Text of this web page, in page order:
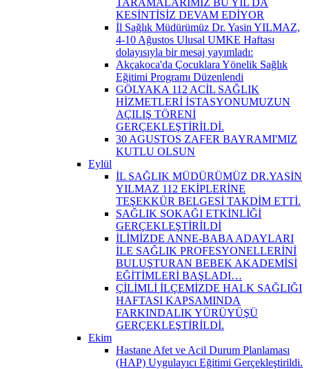
KESİNTİSİZ DEVAM EDİYOR
İl Sağlık Müdürümüz Dr. Yasin YILMAZ,
4-10 Ağustos Ulusal UMKE Haftası
dolayısıyla bir mesaj yayımladı:
Akçakoca'da Çocuklara Yönelik Sağlık
Eğitimi Programı Düzenlendi
GÖLYAKA 112 ACİL SAĞLIK
HİZMETLERİ İSTASYONUMUZUN
AÇILIŞ TÖRENİ
GERÇEKLEŞTİRİLDİ.
30 AGUSTOS ZAFER BAYRAMI'MIZ
KUTLU OLSUN
Eylül
İL SAĞLIK MÜDÜRÜMÜZ DR.YASİN
YILMAZ 112 EKİPLERİNE
TEŞEKKÜR BELGESİ TAKDİM ETTİ.
SAĞLIK SOKAĞI ETKİNLİĞİ
GERÇEKLEŞTİRİLDİ
İLİMİZDE ANNE-BABA ADAYLARI
İLE SAĞLIK PROFESYONELLERİNİ
BULUŞTURAN BEBEK AKADEMİSİ
EĞİTİMLERİ BAŞLADI…
ÇİLİMLİ İLÇEMİZDE HALK SAĞLIĞI
HAFTASI KAPSAMINDA
FARKINDALIK YÜRÜYÜŞÜ
GERÇEKLEŞTİRİLDİ.
Ekim
Hastane Afet ve Acil Durum Planlaması
(HAP) Uygulayıcı Eğitimi Gerçekleştirildi.